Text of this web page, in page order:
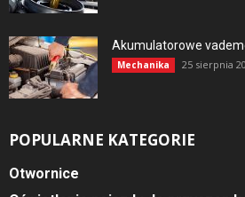
Akumulatorowe
Mechanika 25 sierpnia
POPULARNE KATEGORIE
Otwornice